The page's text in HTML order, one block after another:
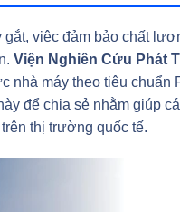
việc đảm bảo chất
Viện Nghiên Cứu Phát
nhà máy theo tiêu chuẩn
để chia sẻ nhằm giúp
thị trường quốc tế.